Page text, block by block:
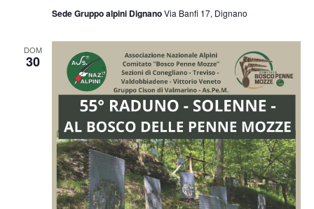
Sede Gruppo alpini DignanoVia Banfi 17, Dignano
DOM
30